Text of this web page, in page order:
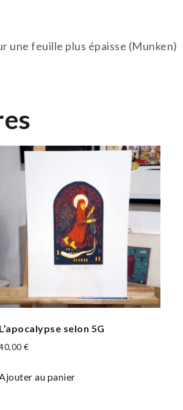
une feuille plus épaisse (Munken)
L’apocalypse selon 5G
€
Ajouter au panier